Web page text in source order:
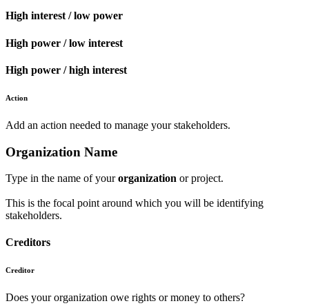
High interest / low power
High power / low interest
High power / high interest
Action
Add an action needed to manage yourstakeholders.
Organization Name
Type in the name of yourorganization or project.
This is the focal point around which you will be identifying
stakeholders.
Creditors
Creditor
Does your organization owe rights or money to others?